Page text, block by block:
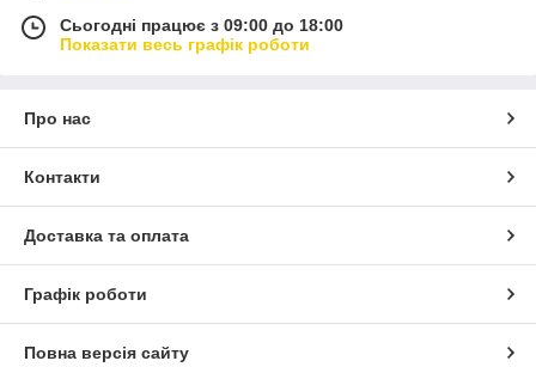
Сьогодні працює з 09:00 до 18:00
Показати весь графік роботи
Про нас
Контакти
Доставка та оплата
Графік роботи
Повна версія сайту